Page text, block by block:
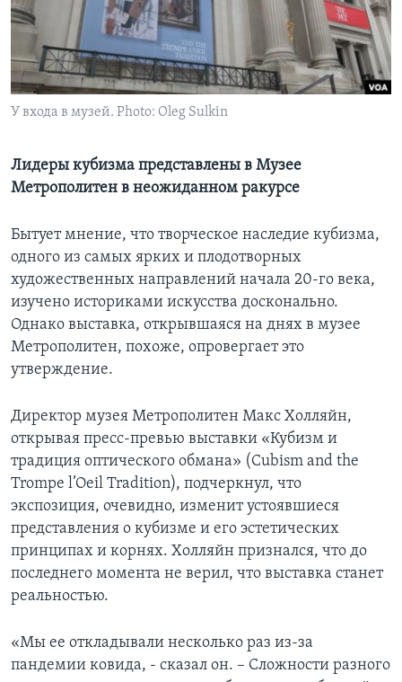
Learning English
СОЦИАЛЬНЫЕ СЕТИ
Языки
У входа в музей. Photo: Oleg Sulkin
Лидеры кубизма представлены в Музее
Метрополитен в неожиданном ракурсе
Бытует мнение, что творческое наследие кубизма,
одного из самых ярких и плодотворных
художественных направлений начала 20-го века,
изучено историками искусства досконально.
Однако выставка, открывшаяся на днях в музее
Метрополитен, похоже, опровергает это
утверждение.
Директор музея Метрополитен Макс Холляйн,
открывая пресс-превью выставки «Кубизм и
традиция оптического обмана» (Cubism and the
Trompe l’Oeil Tradition), подчеркнул, что
экспозиция, очевидно, изменит устоявшиеся
представления о кубизме и его эстетических
принципах и корнях. Холляйн признался, что до
последнего момента не верил, что выставка станет
реальностью.
«Мы ее откладывали несколько раз из-за
пандемии ковида, - сказал он. – Сложности разного